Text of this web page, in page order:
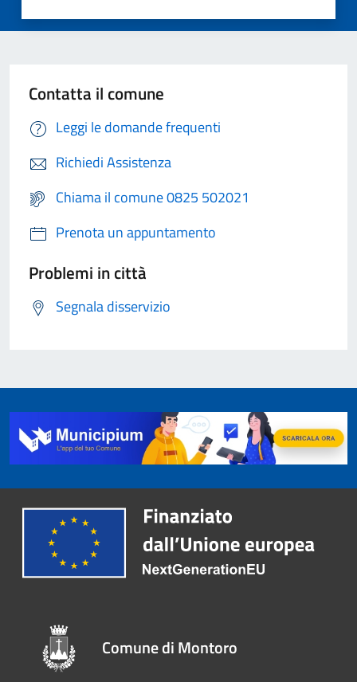
Contatta il comune
Leggi le domande frequenti
Richiedi Assistenza
Chiama il comune 0825 502021
Prenota un appuntamento
Problemi in città
Segnala disservizio
Comune di Montoro